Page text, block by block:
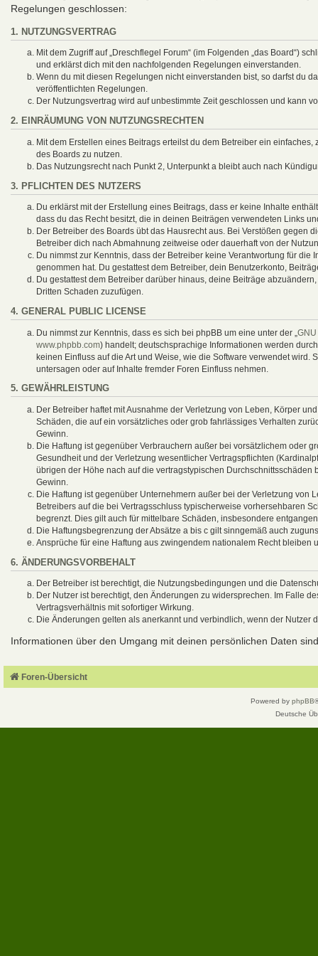
Regelungen geschlossen:
1. NUTZUNGSVERTRAG
Mit dem Zugriff auf „Dreschflegel Forum“ (im Folgenden „das Board“)
und erklärst dich mit den nachfolgenden Regelungen einverstanden.
Wenn du mit diesen Regelungen nicht einverstanden bist, so darfst du
veröffentlichten Regelungen.
Der Nutzungsvertrag wird auf unbestimmte Zeit geschlossen und kann
2. EINRÄUMUNG VON NUTZUNGSRECHTEN
Mit dem Erstellen eines Beitrags erteilst du dem Betreiber ein
des Boards zu nutzen.
Das Nutzungsrecht nach Punkt 2, Unterpunkt a bleibt auch nach
3. PFLICHTEN DES NUTZERS
Du erklärst mit der Erstellung eines Beitrags, dass er keine Inhalte
dass du das Recht besitzt, die in deinen Beiträgen verwendeten Links
Der Betreiber des Boards übt das Hausrecht aus. Bei Verstößen
Betreiber dich nach Abmahnung zeitweise oder dauerhaft von der
Du nimmst zur Kenntnis, dass der Betreiber keine Verantwortung für
genommen hat. Du gestattest dem Betreiber, dein Benutzerkonto,
Du gestattest dem Betreiber darüber hinaus, deine Beiträge
Dritten Schaden zuzufügen.
4. GENERAL PUBLIC LICENSE
Du nimmst zur Kenntnis, dass es sich bei phpBB um eine unter der „
www.phpbb.com) handelt; deutschsprachige Informationen werden
keinen Einfluss auf die Art und Weise, wie die Software verwendet
untersagen oder auf Inhalte fremder Foren Einfluss nehmen.
5. GEWÄHRLEISTUNG
Der Betreiber haftet mit Ausnahme der Verletzung von Leben, Körper
Schäden, die auf ein vorsätzliches oder grob fahrlässiges Verhalten
Gewinn.
Die Haftung ist gegenüber Verbrauchern außer bei vorsätzlichem oder
Gesundheit und der Verletzung wesentlicher Vertragspflichten
übrigen der Höhe nach auf die vertragstypischen
Gewinn.
Die Haftung ist gegenüber Unternehmern außer bei der Verletzung von
Betreibers auf die bei Vertragsschluss typischerweise vorhersehbaren
begrenzt. Dies gilt auch für mittelbare Schäden, insbesondere
Die Haftungsbegrenzung der Absätze a bis c gilt sinngemäß auch
Ansprüche für eine Haftung aus zwingendem nationalem Recht bleiben
6. ÄNDERUNGSVORBEHALT
Der Betreiber ist berechtigt, die Nutzungsbedingungen und die
Der Nutzer ist berechtigt, den Änderungen zu widersprechen. Im Falle
Vertragsverhältnis mit sofortiger Wirkung.
Die Änderungen gelten als anerkannt und verbindlich, wenn der Nutzer
Informationen über den Umgang mit deinen persönlichen Daten
Foren-Übersicht
Powered by phpBB
Deutsche